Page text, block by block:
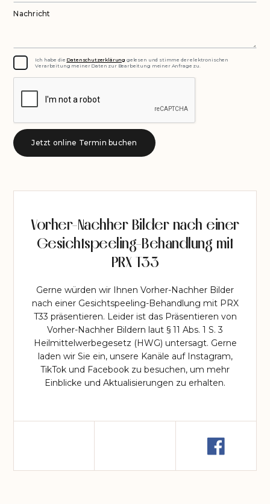
Nachricht
Ich habe die Datenschutzerklärung gelesen und stimme der elektronischen
Verarbeitung meiner Daten zur Bearbeitung meiner Anfrage zu.
Vorher-Nachher Bilder nach einer
Gesichtspeeling-Behandlung mit
PRX T33
Gerne würden wir Ihnen Vorher-Nachher Bilder
nach einer Gesichtspeeling-Behandlung mit PRX
T33 präsentieren. Leider ist das Präsentieren von
Vorher-Nachher Bildern laut § 11 Abs. 1 S. 3
Heilmittelwerbegesetz (HWG) untersagt. Gerne
laden wir Sie ein, unsere Kanäle auf Instagram,
TikTok und Facebook zu besuchen, um mehr
Einblicke und Aktualisierungen zu erhalten.